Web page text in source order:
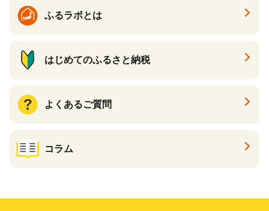
ふるラボとは
はじめてのふるさと納税
よくあるご質問
コラム